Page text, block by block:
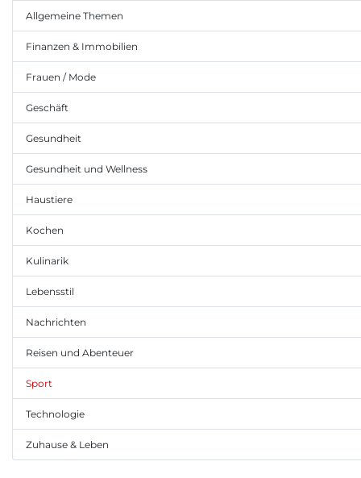
Allgemeine Themen
Finanzen & Immobilien
Frauen / Mode
Geschäft
Gesundheit
Gesundheit und Wellness
Haustiere
Kochen
Kulinarik
Lebensstil
Nachrichten
Reisen und Abenteuer
Sport
Technologie
Zuhause & Leben